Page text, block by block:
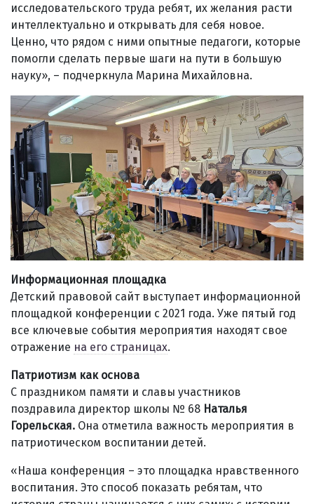
исследовательского труда ребят, их желания расти
интеллектуально и открывать для себя новое.
Ценно, что рядом с ними опытные педагоги, которые
помогли сделать первые шаги на пути в большую
науку», – подчеркнула Марина Михайловна.
Информационная площадка
Детский правовой сайт выступает информационной
площадкой конференции с 2021 года. Уже пятый год
все ключевые события мероприятия находят свое
отражение на его страницах.
Патриотизм как основа
С праздником памяти и славы участников
поздравила директор школы № 68 Наталья
Горельская. Она отметила важность мероприятия в
патриотическом воспитании детей.
«Наша конференция – это площадка нравственного
воспитания. Это способ показать ребятам, что